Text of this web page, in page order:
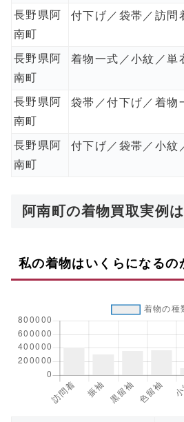
長野県阿
南町
付下げ／袋帯／訪問
長野県阿
南町
着物一式／小紋／単
長野県阿
南町
袋帯／付下げ／着物
長野県阿
南町
付下げ／袋帯／小紋
阿南町の着物買取実例は
私の着物はいくらになるの